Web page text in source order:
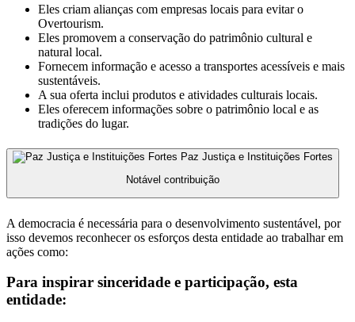
Eles criam alianças com empresas locais para evitar o
Overtourism.
Eles promovem a conservação do patrimônio cultural e
natural local.
Fornecem informação e acesso a transportes acessíveis e mais
sustentáveis.
A sua oferta inclui produtos e atividades culturais locais.
Eles oferecem informações sobre o patrimônio local e as
tradições do lugar.
Paz Justiça e Instituições Fortes
Notável contribuição
A democracia é necessária para o desenvolvimento sustentável, por
isso devemos reconhecer os esforços desta entidade ao trabalhar em
ações como:
Para inspirar sinceridade e participação, esta
entidade: